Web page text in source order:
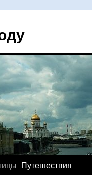
Путешествия